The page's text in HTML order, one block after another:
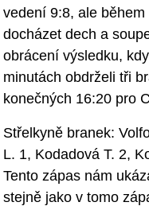
vedení 9:8, ale
docházet dech a
obrácení výsledku,
minutách obdrželi tři
konečných 16:20 pro
Střelkyně branek:
L. 1, Kodadová T. 2,
Tento zápas nám
stejně jako v tomo